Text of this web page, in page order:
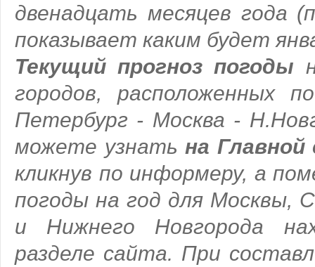
двенадцать месяцев года
показывает каким будет
Текущий прогноз погоды
городов, расположенных
Петербург - Москва -
можете узнатьна
кликнув по информеру, а
погоды на год для Москвы,
и Нижнего Новгорода
разделе сайта. При